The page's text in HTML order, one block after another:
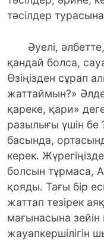
тәсілдер
Әуелі,
қандай болса,
Өзіңізден сұрап
жаттаймын?»
қареке, қари»
разылығы үшін бе
басында,
керек.
болсын тұрмаса,
қояды. Тағы бір
жаттап тезірек
мағынасына
жауапкершілігін